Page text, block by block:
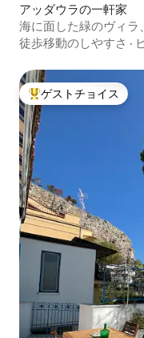
アッダウラの一軒家
海に面した緑のヴィ
徒歩移動のしやすさ ·
大好評のゲストチョイ
ゲストチョイス